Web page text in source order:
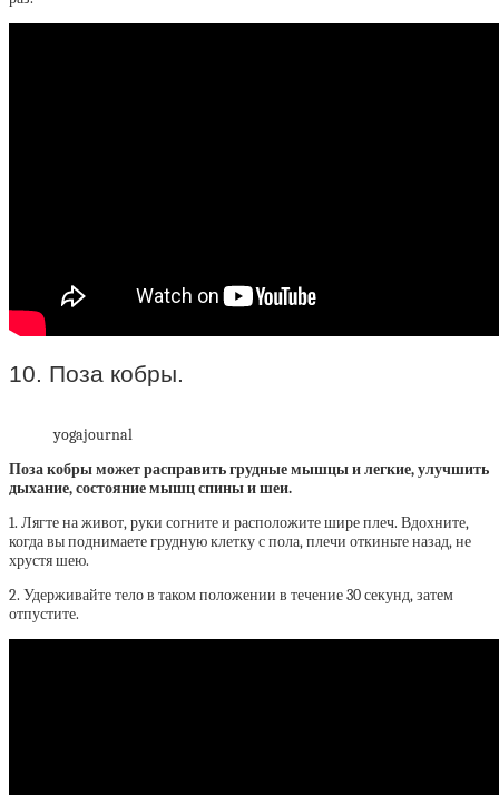
10. Поза кобры.
yogajournal
Поза кобры может расправить грудные мышцы и легкие, улучшить
дыхание, состояние мышц спины и шеи.
1. Лягте на живот, руки согните и расположите шире плеч. Вдохните,
когда вы поднимаете грудную клетку с пола, плечи откиньте назад, не
хрустя шею.
2. Удерживайте тело в таком положении в течение 30 секунд, затем
отпустите.